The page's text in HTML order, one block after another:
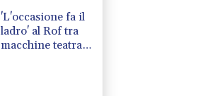
'L'occasione fa il
ladro' al Rof tra
macchine teatrali